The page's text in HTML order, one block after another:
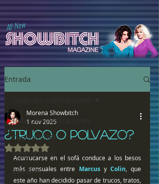
All-New
Entrada
Todas las publicaciones
Chulazos XXX
Song of Bitch
ComiXXX
¿TRUCO O POLVAZO?
Morena Showbitch
1 nov 2025
Obtuvo NaN de 5 estrellas.
Acurrucarse en el sofá conduce a los besos
más sensuales entre Marcus y Colin , que
este año han decidido pasar de trucos, tratos,